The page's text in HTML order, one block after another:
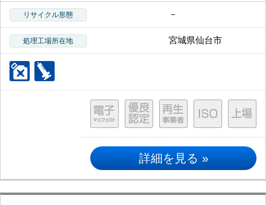
リサイクル形態 －
処理工場所在地 宮城県仙台市
詳細を見る »